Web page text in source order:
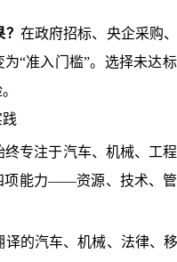
在政府招标、央企采购
为“准入门槛”。选择未达
专注于汽车、机械、工
项能力——资源、技术、
的汽车、机械、法律、